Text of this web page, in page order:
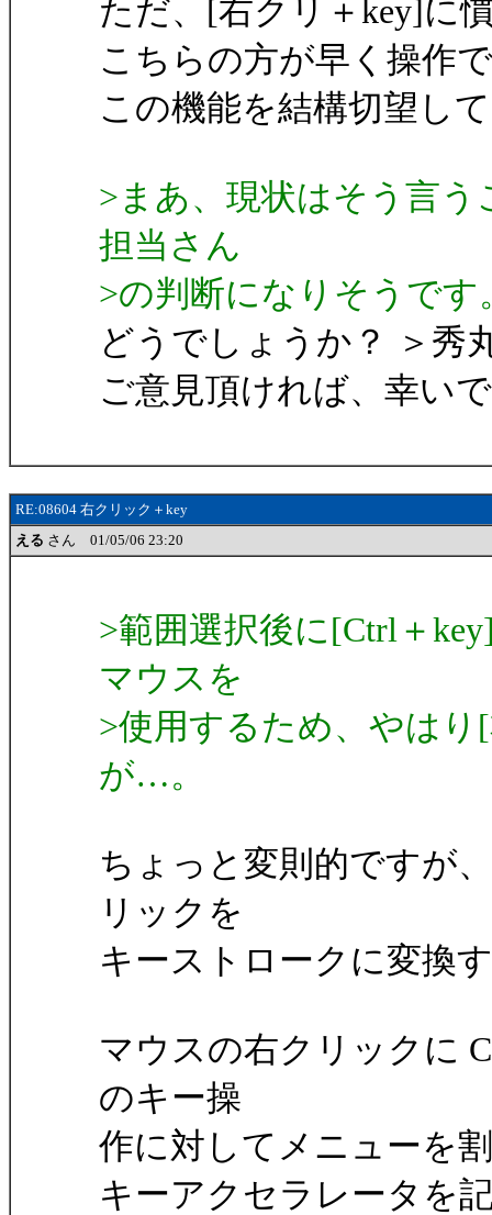
ただ、[右クリ＋key]に
こちらの方が早く操作
この機能を結構切望し
>まあ、現状はそう言
担当さん
>の判断になりそうです
どうでしょうか？ ＞秀
ご意見頂ければ、幸い
RE:08604 右クリック＋key
える さん 01/05/06 23:20
>範囲選択後に[Ctrl＋
マウスを
>使用するため、やは
が…。
ちょっと変則的ですが
リックを
キーストロークに変換
マウスの右クリックに
のキー操
作に対してメニューを
キーアクセラレータを